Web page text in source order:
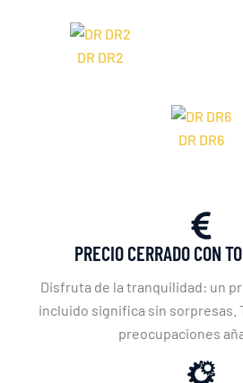
DR DR2
DR DR6
PRECIO CERRADO CON
Disfruta de la tranquilidad: un
incluido significa sin sorpresas.
preocupaciones